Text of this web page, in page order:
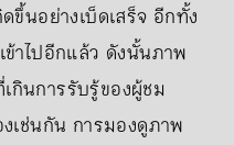
ขึ้นอย่างเบ็ดเสร็จ อีกทั้ง
ข้าไปอีกแล้ว ดังนั้นภาพ
กินการรับรู้ของผู้ชม
งเช่นกัน การมองดูภาพ